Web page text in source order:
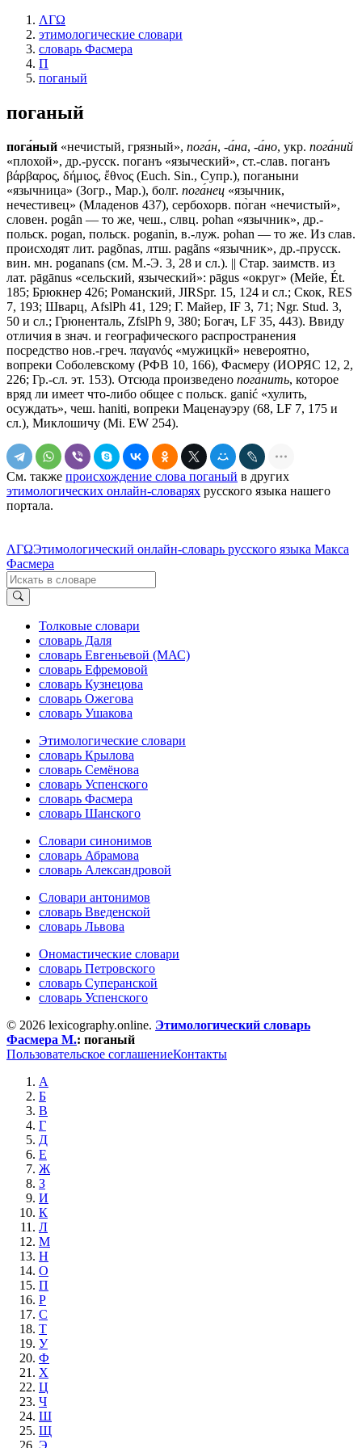
ΛΓΩ
этимологические словари
словарь Фасмера
П
поганый
поганый
пога́ный «нечистый, грязный», пога́н, -а́на, -а́но, укр. пога́ний
«плохой», др.-русск. поганъ «языческий», ст.-слав. поганъ
βάρβαρος, δήμιος, ἔθνος (Еuсh. Sin., Супр.), поганыни
«язычница» (Зогр., Мар.), болг. пога́нец «язычник,
нечестивец» (Младенов 437), сербохорв. по̀ган «нечистый»,
словен. роgȃn — то же, чеш., слвц. роhаn «язычник», др.-
польск. роgаn, польск. poganin, в.-луж. роhаn — то же. Из слав.
происходят лит. pagõnas, лтш. pagãns «язычник», др.-прусск.
вин. мн. роgаnаns (см. М.-Э. 3, 28 и сл.). || Стар. заимств. из
лат. pāgānus «сельский, языческий»: pāgus «округ» (Мейе, Ét.
185; Брюкнер 426; Романский, JIRSpr. 15, 124 и сл.; Скок, RЕS
7, 193; Шварц, AfslPh 41, 129; Г. Майер, IF 3, 71; Ngr. Stud. 3,
50 и сл.; Грюненталь, ZfslPh 9, 380; Богач, LF 35, 443). Ввиду
отличия в знач. и географического распространения
посредство нов.-греч. παγανός «мужицкй» невероятно,
вопреки Соболевскому (РФВ 10, 166), Фасмеру (ИОРЯС 12, 2,
226; Гр.-сл. эт. 153). Отсюда произведено пога́нить, которое
вряд ли имеет что-либо общее с польск. ganić «хулить,
осуждать», чеш. haniti, вопреки Маценауэру (68, LF 7, 175 и
сл.), Миклошичу (Мi. ЕW 254).
См. также происхождение слова поганый в других
этимологических онлайн-словарях русского языка нашего
портала.
ΛΓΩЭтимологический онлайн-словарь русского языка Макса
Фасмера
Толковые словари
словарь Даля
словарь Евгеньевой (МАС)
словарь Ефремовой
словарь Кузнецова
словарь Ожегова
словарь Ушакова
Этимологические словари
словарь Крылова
словарь Семёнова
словарь Успенского
словарь Фасмера
словарь Шанского
Словари синонимов
словарь Абрамова
словарь Александровой
Словари антонимов
словарь Введенской
словарь Львова
Ономастические словари
словарь Петровского
словарь Суперанской
словарь Успенского
© 2026 lexicography.online. Этимологический словарь
Фасмера М.: поганый
Пользовательское соглашениеКонтакты
А
Б
В
Г
Д
Е
Ж
З
И
К
Л
М
Н
О
П
Р
С
Т
У
Ф
Х
Ц
Ч
Ш
Щ